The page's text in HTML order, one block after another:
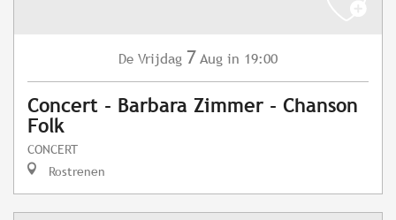
De Vrijdag 7 Aug in 19:00
Concert - Barbara Zimmer - Chanson
Folk
CONCERT
Rostrenen